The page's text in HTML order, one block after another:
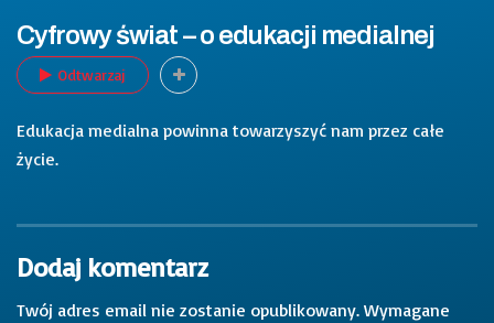
Cyfrowy świat – o edukacji medialnej
Odtwarzaj
Edukacja medialna powinna towarzyszyć nam przez całe
życie.
Dodaj komentarz
Twój adres email nie zostanie opublikowany. Wymagane